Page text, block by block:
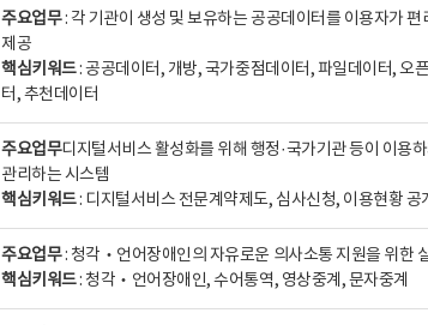
주요업무: 각 기관이 생성 및 보유하는 공공데이터를 이용자가
제공
핵심키워드: 공공데이터, 개방, 국가중점데이터, 파일데이터, 오
터, 추천데이터
주요업무디지털서비스 활성화를 위해 행정·국가기관 등이 이용
관리하는 시스템
핵심키워드: 디지털서비스 전문계약제도, 심사신청, 이용현황 공
주요업무: 청각‧언어장애인의 자유로운 의사소통 지원을 위한
핵심키워드: 청각‧언어장애인, 수어통역, 영상중계, 문자중계